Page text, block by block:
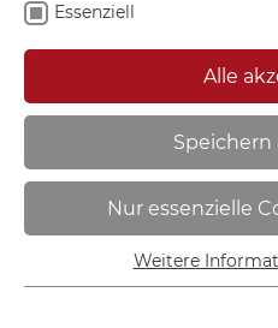
Mein Konto
Mein
Sie sind hier: Start
Verbotsschild
Rauchen
Essenziell
Alle
Speichern
Nur essenzielle
Essenziell
Essenzielle Cookies
Weitere